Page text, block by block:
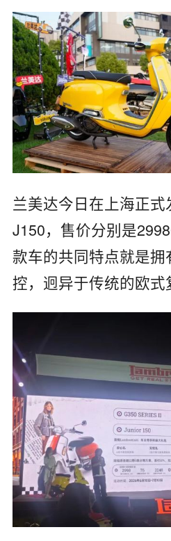
兰美达今日在上海正式
J150，售价分别是
款车的共同特点就是
控，迥异于传统的欧式